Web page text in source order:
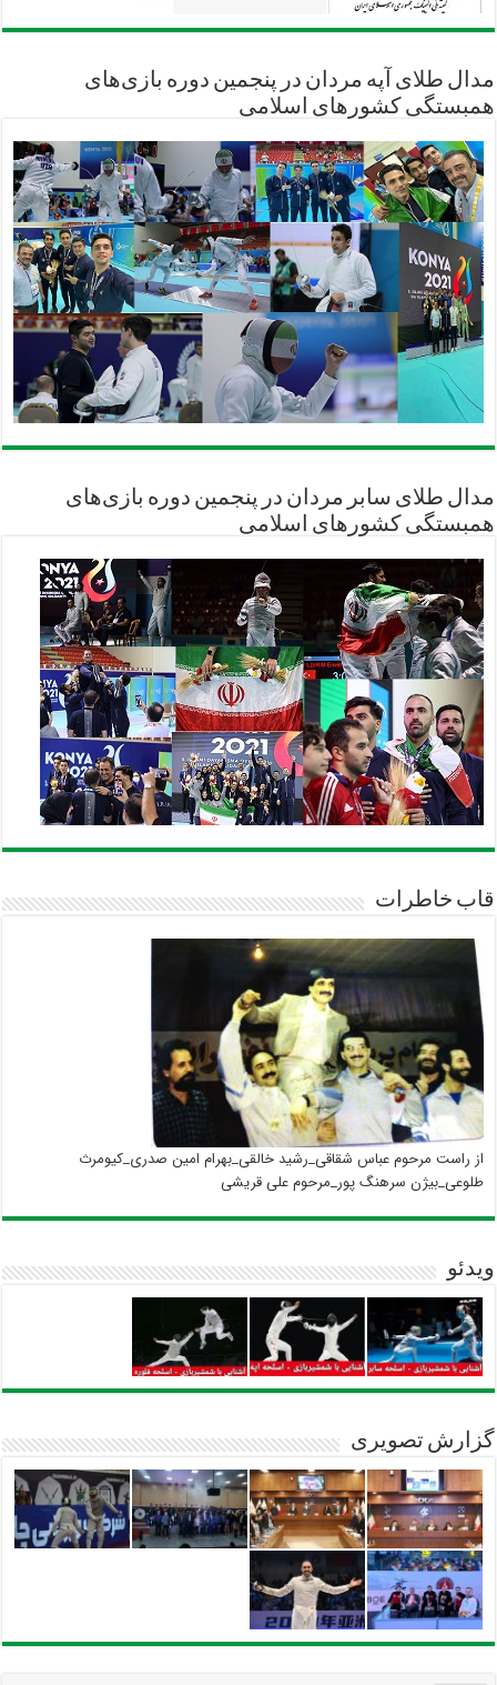
مدال طلای آپه مردان در پنجمین دوره بازی‌های
همبستگی کشورهای اسلامی
مدال طلای سابر مردان در پنجمین دوره بازی‌های
همبستگی کشورهای اسلامی
قاب خاطرات
از راست مرحوم عباس شقاقی_رشید خالقی_بهرام امین صدری_کیومرث
طلوعی_بیژن سرهنگ پور_مرحوم علی قریشی
ویدئو
گزارش تصویری